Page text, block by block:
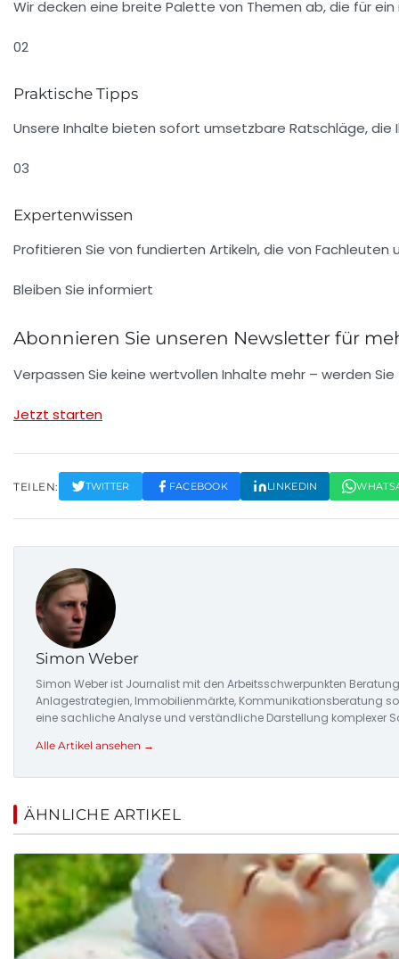
Wir decken eine breite Palette von Themen ab, die für
02
Praktische Tipps
Unsere Inhalte bieten sofort umsetzbare Ratschläge, die
03
Expertenwissen
Profitieren Sie von fundierten Artikeln, die von
Bleiben Sie informiert
Abonnieren Sie unseren Newsletter für
Verpassen Sie keine wertvollen Inhalte mehr – werden
Jetzt starten
TEILEN: TWITTER FACEBOOK LINKEDIN
Simon Weber
Simon Weber ist Journalist mit den Arbeitsschwerpunkten
Anlagestrategien, Immobilienmärkte, Kommunikationsberatung
eine sachliche Analyse und verständliche Darstellung komplexer
Alle Artikel ansehen →
ÄHNLICHE ARTIKEL